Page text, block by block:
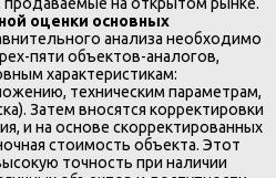
оценки основных
анализа необходимо
пяти объектов-аналогов,
характеристикам:
техническим параметрам,
Затем вносятся корректировки
и на основе скорректированных
стоимость объекта. Этот
точность при наличии